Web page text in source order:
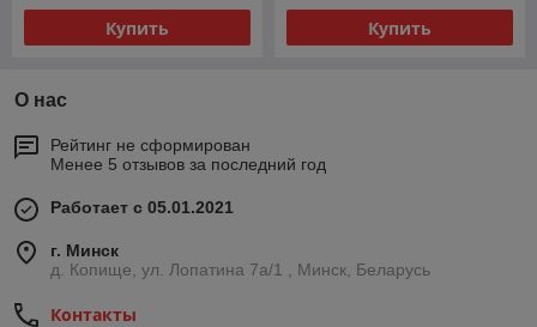
Купить Купить
О нас
Рейтинг не сформирован
Менее 5 отзывов за последний год
Работает с 05.01.2021
г. Минск
д. Копище, ул. Лопатина 7а/1 , Минск, Беларусь
Контакты